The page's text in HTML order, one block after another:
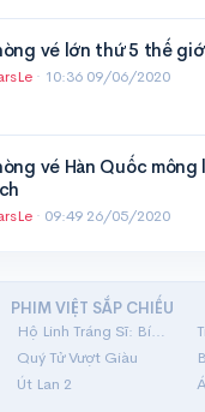
vé lớn thứ 5 thế
· 10:36 09/06/2020
vé Hàn Quốc mông
· 09:49 26/05/2020
PHIM VIỆT SẮP CHIẾU
Hộ Linh Tráng Sĩ: Bí Ẩn Mộ Vua Đinh
Quý Tử Vượt Giàu
Út Lan 2